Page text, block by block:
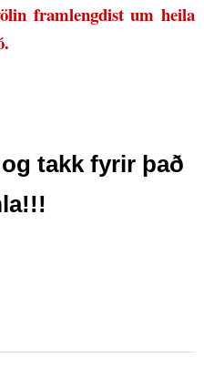
framlengdist um heila
takk fyrir það